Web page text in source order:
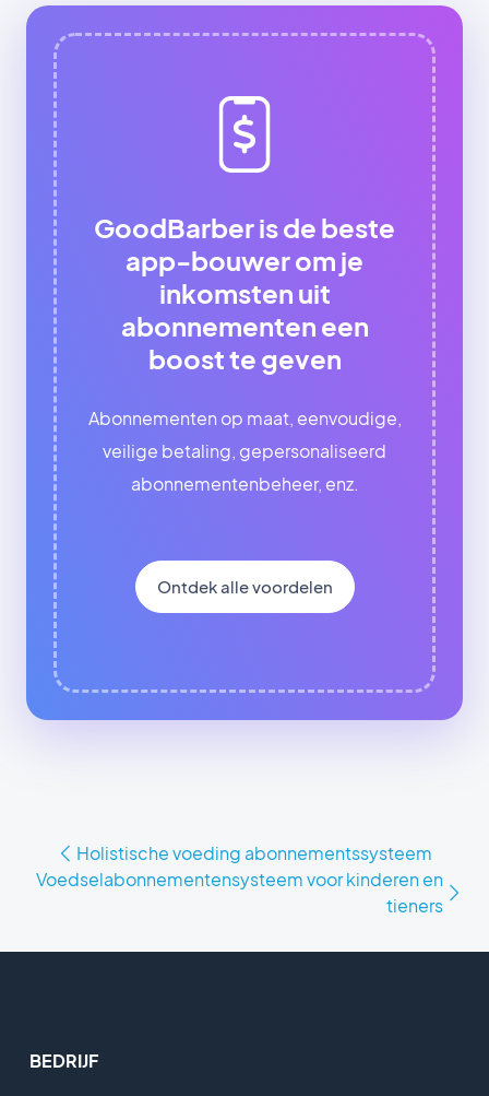
GoodBarber is de beste
app-bouwer om je
inkomsten uit
abonnementen een
boost te geven
Abonnementen op maat, eenvoudige,
veilige betaling, gepersonaliseerd
abonnementenbeheer, enz.
Ontdek alle voordelen
Holistische voeding abonnementssysteem
Voedselabonnementensysteem voor kinderen en
tieners
BEDRIJF